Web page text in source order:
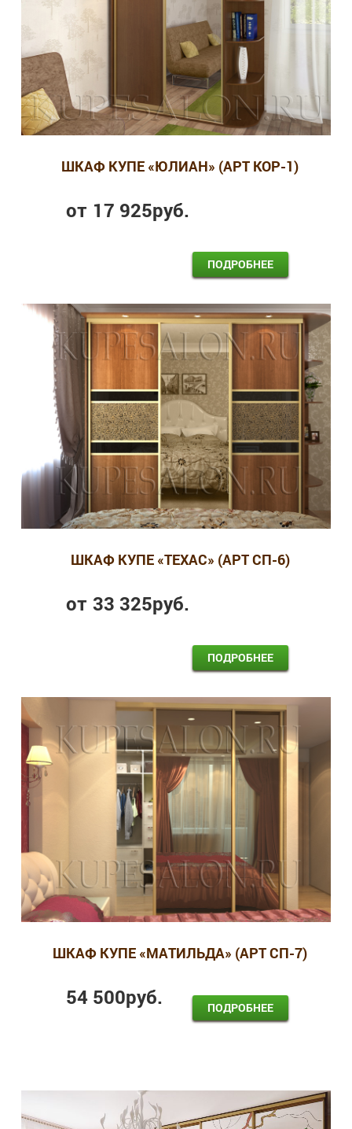
ШКАФ КУПЕ «ЮЛИАН» (АРТ КОР-1)
от 17 925руб.
ПОДРОБНЕЕ
ШКАФ КУПЕ «ТЕХАС» (АРТ СП-6)
от 33 325руб.
ПОДРОБНЕЕ
ШКАФ КУПЕ «МАТИЛЬДА» (АРТ СП-7)
54 500руб. ПОДРОБНЕЕ